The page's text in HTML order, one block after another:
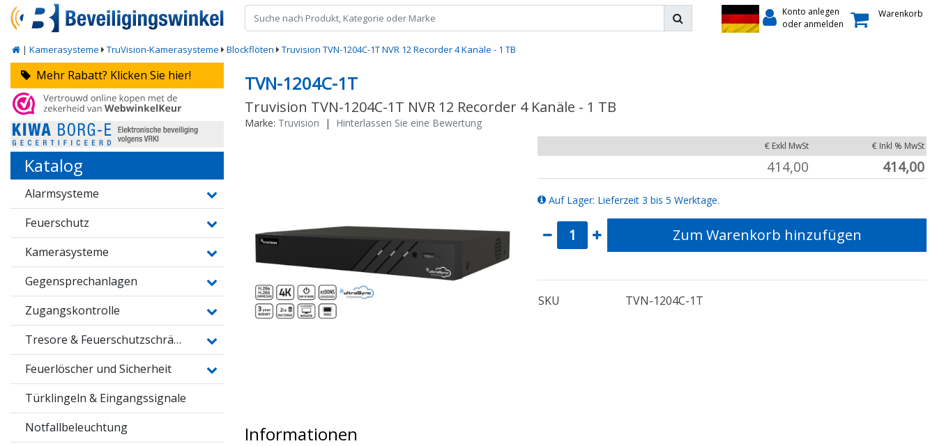
Konto anlegen
oder anmelden
Warenkorb
| Kamerasysteme TruVision-Kamerasysteme Blockflöten Truvision TVN-1204C-1T NVR 12 Recorder 4 Kanäle - 1 TB
Mehr Rabatt? Klicken Sie hier!
Katalog
Alarmsysteme
Feuerschutz
Kamerasysteme
Gegensprechanlagen
Zugangskontrolle
Tresore & Feuerschutzschränke
Feuerlöscher und Sicherheit
Türklingeln & Eingangssignale
Notfallbeleuchtung
TVN-1204C-1T
Truvision TVN-1204C-1T NVR 12 Recorder 4 Kanäle - 1 TB
Marke: Truvision | Hinterlassen Sie eine Bewertung
€ Exkl MwSt € Inkl % MwSt
414,00 414,00
Auf Lager: Lieferzeit 3 bis 5 Werktage.
Zum Warenkorb hinzufügen
SKU TVN-1204C-1T
Informationen